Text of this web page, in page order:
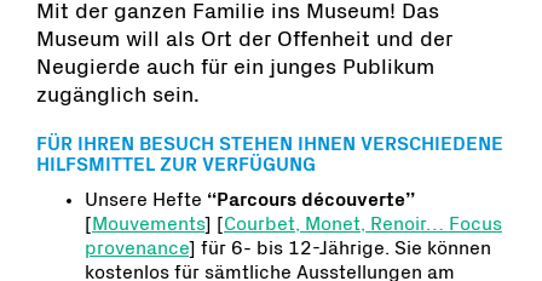
Mit der ganzen Familie ins Museum! Das
Museum will als Ort der Offenheit und der
Neugierde auch für ein junges Publikum
zugänglich sein.
FÜR IHREN BESUCH STEHEN IHNEN VERSCHIEDENE
HILFSMITTEL ZUR VERFÜGUNG
Unsere Hefte “Parcours découverte”
[Mouvements] [Courbet, Monet, Renoir… Focus
provenance] für 6- bis 12-Jährige. Sie können
kostenlos für sämtliche Ausstellungen am